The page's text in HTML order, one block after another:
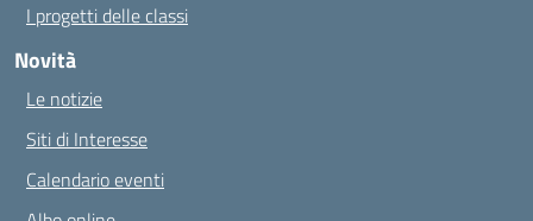
I progetti delle classi
Novità
Le notizie
Siti di Interesse
Calendario eventi